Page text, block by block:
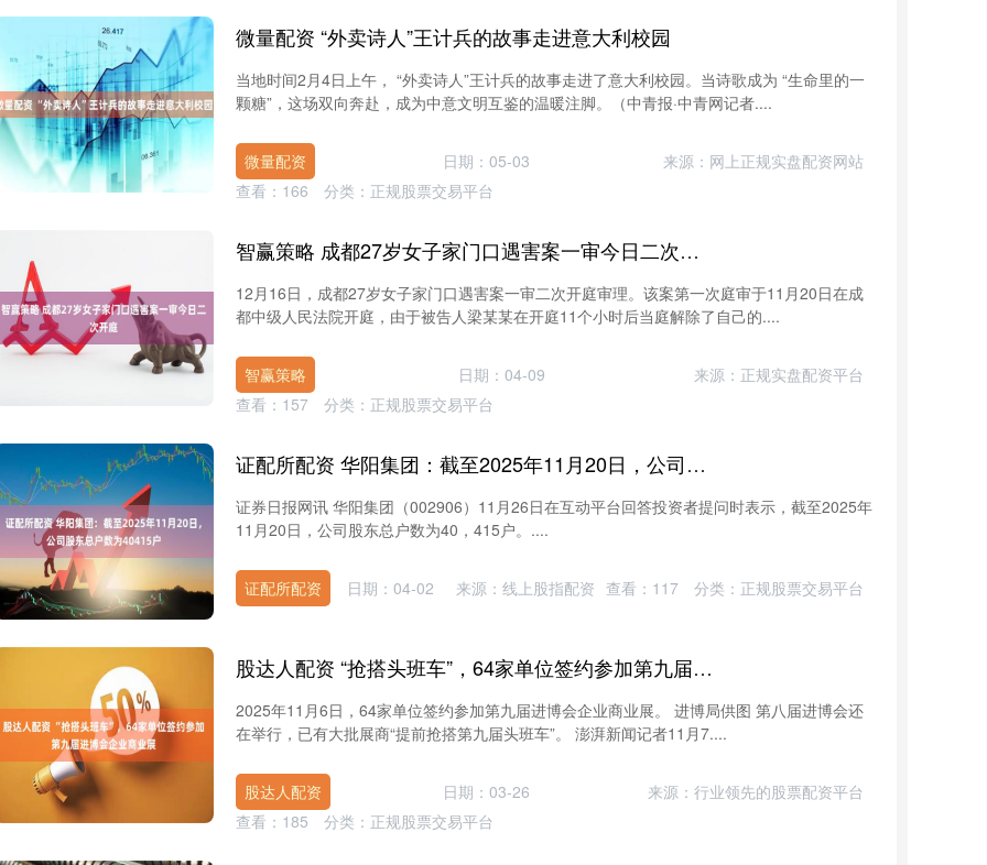
微量配资 “外卖诗人”王计兵的故事走进意大利校园
当地时间2月4日上午， “外卖诗人”王计兵的故事走进了意大利校园。当诗歌成为 “生命里的一
颗糖”，这场双向奔赴，成为中意文明互鉴的温暖注脚。（中青报·中青网记者....
微量配资 日期：05-03
来源：网上正规实盘配资网站
查看： 166 分类： 正规股票交易平台
智赢策略 成都27岁女子家门口遇害案一审今日二次开庭
12月16日，成都27岁女子家门口遇害案一审二次开庭审理。该案第一次庭审于11月20日在成
都中级人民法院开庭，由于被告人梁某某在开庭11个小时后当庭解除了自己的....
智赢策略 日期：04-09
来源：正规实盘配资平台
查看： 157 分类： 正规股票交易平台
证配所配资 华阳集团：截至2025年11月20日，公司股东总户数为40415户
证券日报网讯 华阳集团（002906）11月26日在互动平台回答投资者提问时表示，截至2025年
11月20日，公司股东总户数为40，415户。....
证配所配资 日期：04-02 来源：线上股指配资 查看： 117 分类： 正规股票交易平台
股达人配资 “抢搭头班车”，64家单位签约参加第九届进博会企业商业展
2025年11月6日，64家单位签约参加第九届进博会企业商业展。 进博局供图 第八届进博会还
在举行，已有大批展商“提前抢搭第九届头班车”。 澎湃新闻记者11月7....
股达人配资 日期：03-26
来源：行业领先的股票配资平台
查看： 185 分类： 正规股票交易平台